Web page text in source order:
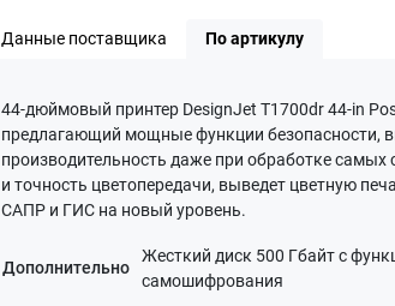
Данные поставщика По артикулу
44-дюймовый принтер DesignJet T1700dr 44-in
предлагающий мощные функции безопасности,
производительность даже при обработке
и точность цветопередачи, выведет цветную
САПР и ГИС на новый уровень.
Дополнительно
Жесткий диск 500 Гбайт с
самошифрования